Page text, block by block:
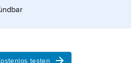
für Aufblähung
testen